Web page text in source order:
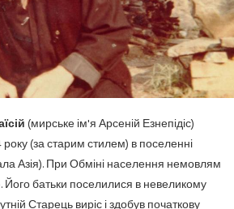
(мирське ім'я Арсеній Езнепідіс)
(за старим стилем) в поселенні
Азія). При Обміні населення немовлям
Його батьки поселилися в невеликому
Старець виріс і здобув початкову